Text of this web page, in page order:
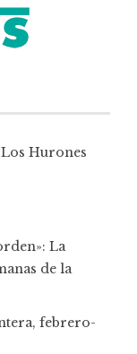
Hurones
La
de la
febrero-